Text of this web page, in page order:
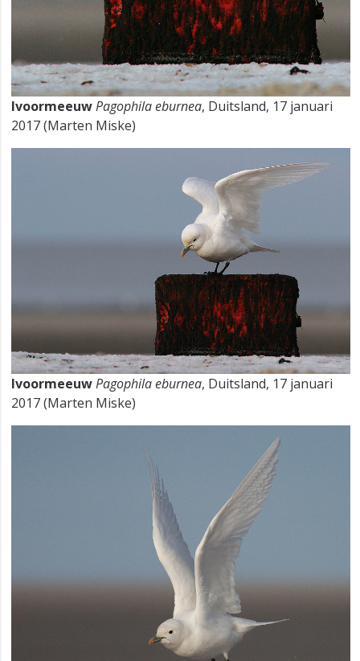
IvoormeeuwPagophila eburnea, Duitsland, 17 januari
2017 (Marten Miske)
IvoormeeuwPagophila eburnea, Duitsland, 17 januari
2017 (Marten Miske)